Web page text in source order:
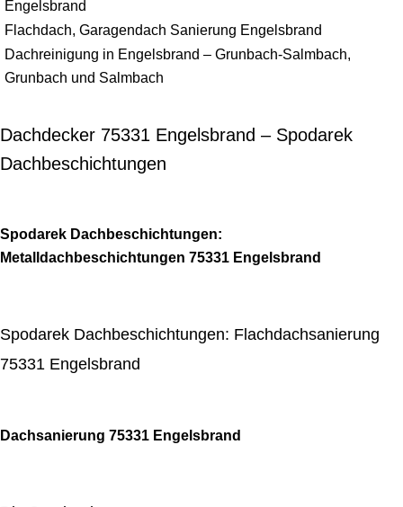
Engelsbrand
Flachdach, Garagendach Sanierung Engelsbrand
Dachreinigung in Engelsbrand – Grunbach-Salmbach,
Grunbach und Salmbach
Dachdecker 75331 Engelsbrand – Spodarek
Dachbeschichtungen
Spodarek Dachbeschichtungen:
Metalldachbeschichtungen 75331 Engelsbrand
Spodarek Dachbeschichtungen: Flachdachsanierung
75331 Engelsbrand
Dachsanierung 75331 Engelsbrand